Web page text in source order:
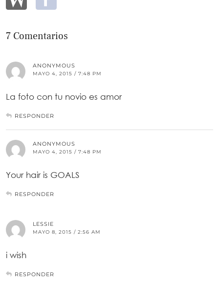
7 Comentarios
ANONYMOUS
MAYO 4, 2015 / 7:48 PM
La foto con tu novio es amor
RESPONDER
ANONYMOUS
MAYO 4, 2015 / 7:48 PM
Your hair is GOALS
RESPONDER
LESSIE
MAYO 8, 2015 / 2:56 AM
i wish
RESPONDER